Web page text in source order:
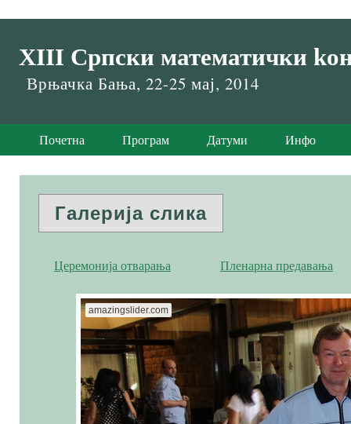
XIII Српски математички
Врњачка Бања, 22-25 мај, 2014
Почетна Програм Датуми Инфо
Галерија слика
Церемонија отварања Пленарна предавања
amazingslider.com